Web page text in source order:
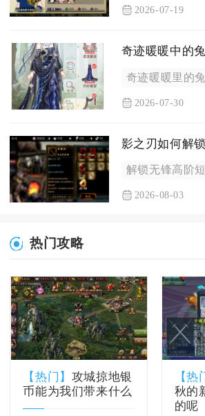
2026-07-19
奇迹暖暖中的
2026-07-30
2026-08-03
热门攻略
【热门】 攻城掠地银
币能为我们带来什么
【热
秋的
的呢